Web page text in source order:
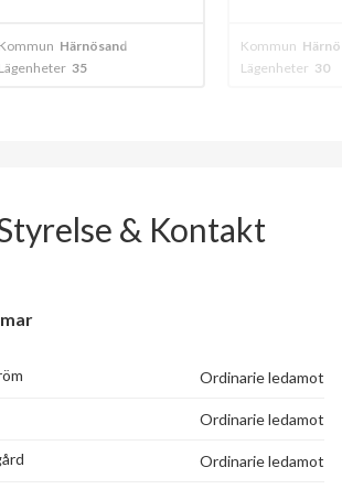
Kommun Härnön
Lägenheter 30
Kommun
Lägenheter 17
& Kontakt
Ordinarie ledamot
Ordinarie ledamot
Ordinarie ledamot